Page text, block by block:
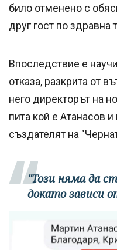
било отменено с
друг гост по здравна
Впоследствие е
отказа, разкрита от
него директорът на
пита кой е Атанасов и
създателят на
"Този няма да
докато зависи